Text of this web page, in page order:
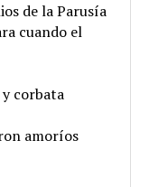
de la Parusía
cuando el
corbata
amoríos